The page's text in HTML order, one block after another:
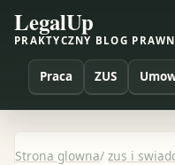
LegalUp
PRAKTYCZNY BLOG
Praca ZUS
Strona glowna/ zus i